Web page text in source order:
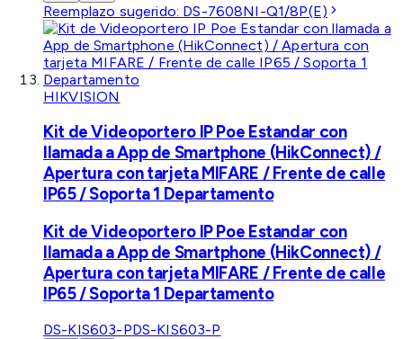
Reemplazo sugerido: DS-7608NI-Q1/8P(E)
HIKVISION
Kit de Videoportero IP Poe Estandar con
llamada a App de Smartphone (HikConnect) /
Apertura con tarjeta MIFARE / Frente de calle
IP65 / Soporta 1 Departamento
Kit de Videoportero IP Poe Estandar con
llamada a App de Smartphone (HikConnect) /
Apertura con tarjeta MIFARE / Frente de calle
IP65 / Soporta 1 Departamento
DS-KIS603-PDS-KIS603-P